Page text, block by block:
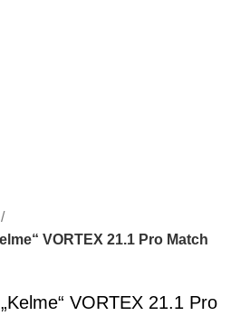
VORTEX 21.1 Pro Match
VORTEX 21.1 Pro